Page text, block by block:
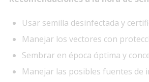
Usar semilla desinfectada y
Manejar los vectores con
Sembrar en época óptima y
Manejar las posibles fuentes de